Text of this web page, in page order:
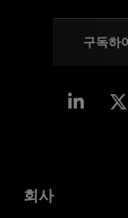
구독하
회사